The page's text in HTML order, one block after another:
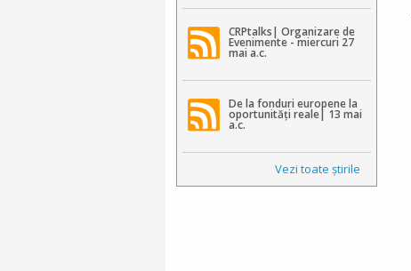
CRPtalks| Organizare de
Evenimente - miercuri 27
mai a.c.
De la fonduri europene la
oportunități reale| 13 mai
a.c.
Vezi toate ştirile